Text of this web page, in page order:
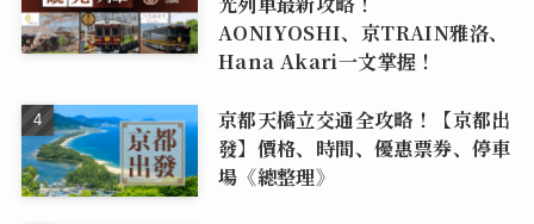
AONIYOSHI、京TRAIN雅洛、
Hana Akari一文掌握！
京都天橋立交通全攻略！【京都出
發】價格、時間、優惠票券、停車
場《總整理》